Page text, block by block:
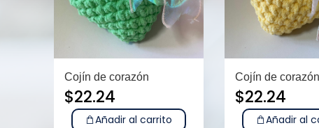
Cojín de corazón
$22.24
Añadir al carrito
Cojín de corazón
$22.24
Añadir al